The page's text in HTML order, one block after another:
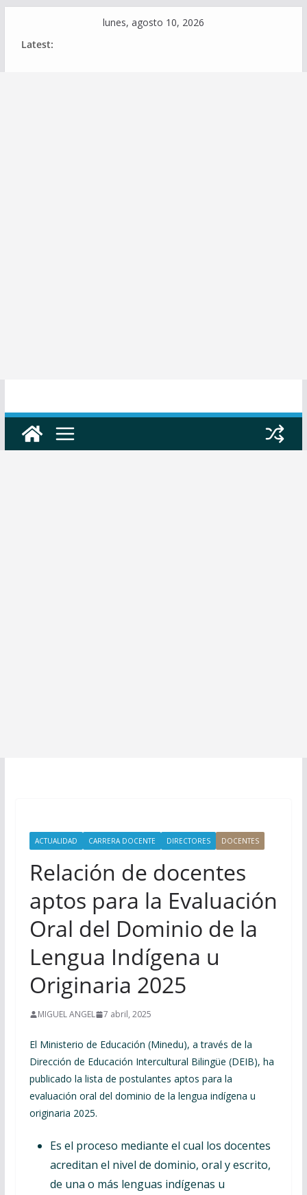
lunes, agosto 10, 2026
Latest:
ACTUALIDAD CARRERA DOCENTE DIRECTORES DOCENTES
Relación de docentes
aptos para la Evaluación
Oral del Dominio de la
Lengua Indígena u
Originaria 2025
MIGUEL ANGEL 7 abril, 2025
El Ministerio de Educación (Minedu), a través de la
Dirección de Educación Intercultural Bilingüe (DEIB), ha
publicado la lista de postulantes aptos para la
evaluación oral del dominio de la lengua indígena u
originaria 2025.
Es el proceso mediante el cual los docentes
acreditan el nivel de dominio, oral y escrito,
de una o más lenguas indígenas u